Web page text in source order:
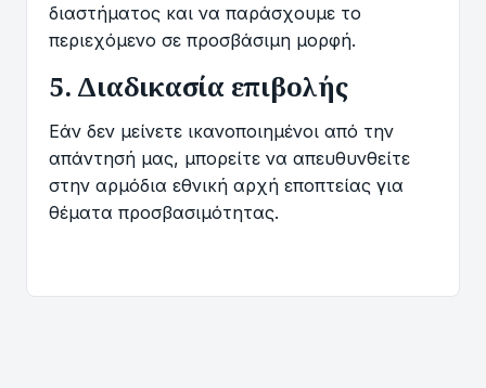
διαστήματος και να παράσχουμε το
περιεχόμενο σε προσβάσιμη μορφή.
5. Διαδικασία επιβολής
Εάν δεν μείνετε ικανοποιημένοι από την
απάντησή μας, μπορείτε να απευθυνθείτε
στην αρμόδια εθνική αρχή εποπτείας για
θέματα προσβασιμότητας.